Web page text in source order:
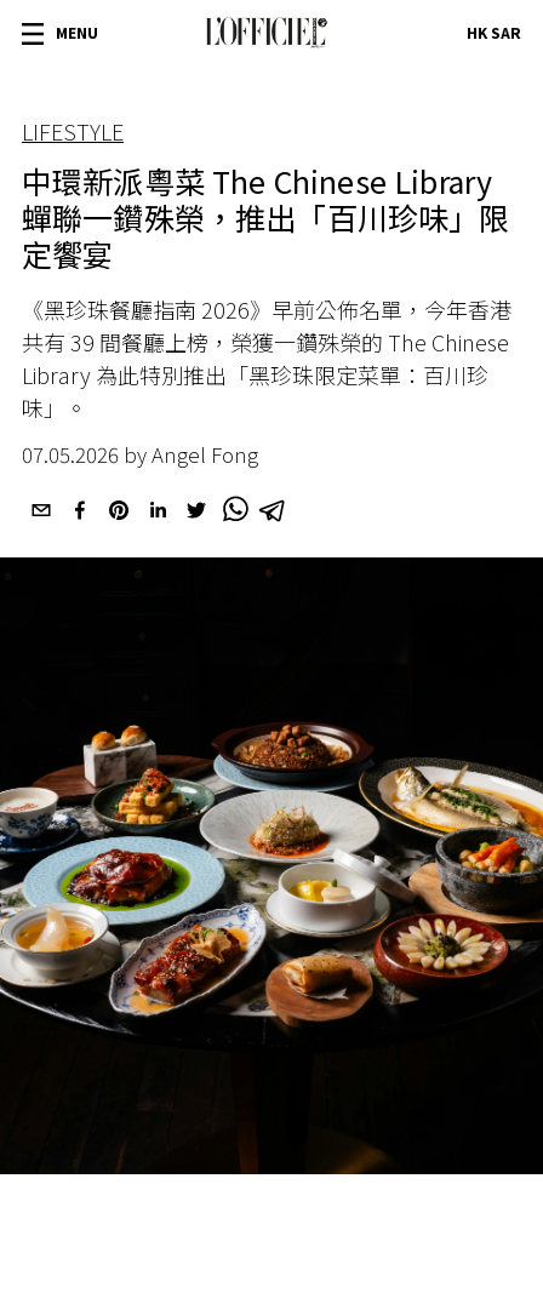
MENU HK SAR
LIFESTYLE
中環新派粵菜 The Chinese Library
蟬聯一鑽殊榮，推出「百川珍味」限
定饗宴
《黑珍珠餐廳指南 2026》早前公佈名單，今年香港
共有 39 間餐廳上榜，榮獲一鑽殊榮的 The Chinese
Library 為此特別推出「黑珍珠限定菜單：百川珍
味」。
07.05.2026 by Angel Fong